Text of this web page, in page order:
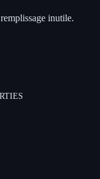
inutile.